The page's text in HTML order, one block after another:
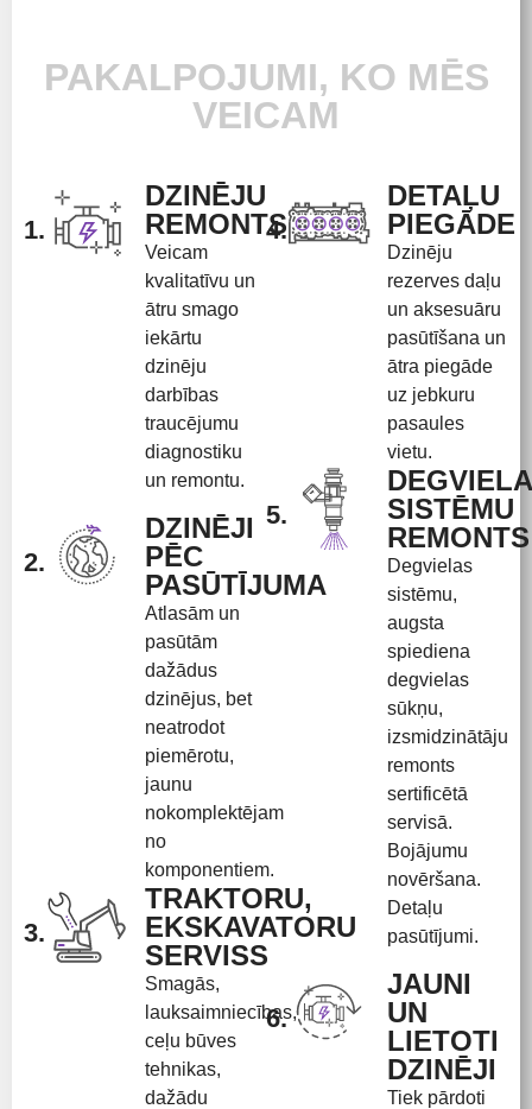
PAKALPOJUMI, KO MĒS
VEICAM
1.
DZINĒJU
REMONTS
Veicam
kvalitatīvu un
ātru smago
iekārtu
dzinēju
darbības
traucējumu
diagnostiku
un remontu.
2.
DZINĒJI
PĒC
PASŪTĪJUMA
Atlasām un
pasūtām
dažādus
dzinējus, bet
neatrodot
piemērotu,
jaunu
nokomplektējam
no
komponentiem.
3.
TRAKTORU,
EKSKAVATORU
SERVISS
Smagās,
lauksaimniecības,
ceļu būves
tehnikas,
dažādu
4.
DETAĻU
PIEGĀDE
Dzinēju
rezerves daļu
un aksesuāru
pasūtīšana un
ātra piegāde
uz jebkuru
pasaules
vietu.
5.
SISTĒMU
REMONTS
Degvielas
sistēmu,
augsta
spiediena
degvielas
sūkņu,
izsmidzinātāju
remonts
sertificētā
servisā.
Bojājumu
novēršana.
Detaļu
pasūtījumi.
6.
JAUNI
UN
LIETOTI
DZINĒJI
Tiek pārdoti